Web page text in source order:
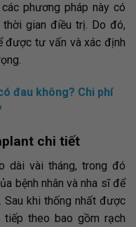
phương pháp này có
gian điều trị. Do đó,
được tư vấn và xác định
đau không? Chi phí
chi tiết
dài vài tháng, trong đó
bệnh nhân và nha sĩ để
Sau khi thống nhất được
theo bao gồm rạch